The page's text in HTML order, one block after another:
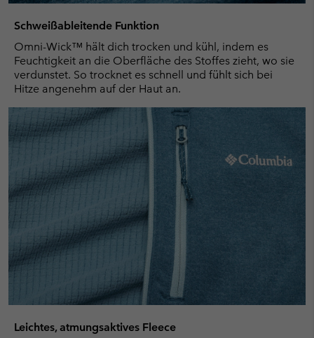
Schweißableitende Funktion
Omni-Wick™ hält dich trocken und kühl, indem es
Feuchtigkeit an die Oberfläche des Stoffes zieht, wo sie
verdunstet. So trocknet es schnell und fühlt sich bei
Hitze angenehm auf der Haut an.
Leichtes, atmungsaktives Fleece